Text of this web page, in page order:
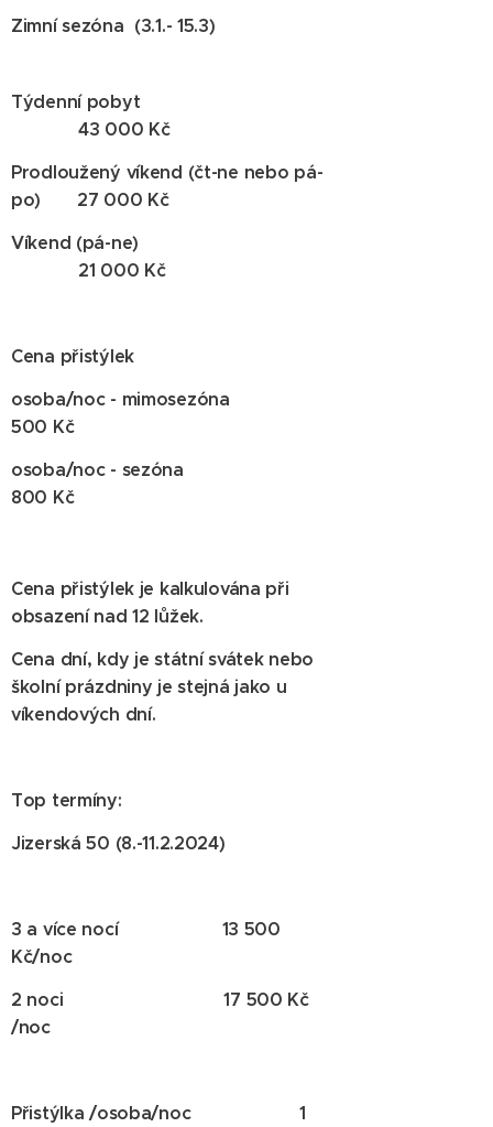
Zimní sezóna (3.1.- 15.3)
Týdenní pobyt
43 000 Kč
Prodloužený víkend (čt-ne nebo pá-
po) 27 000 Kč
Víkend (pá-ne)
21 000 Kč
Cena přistýlek
osoba/noc - mimosezóna
500 Kč
osoba/noc - sezóna
800 Kč
Cena přistýlek je kalkulována při
obsazení nad 12 lůžek.
Cena dní, kdy je státní svátek nebo
školní prázdniny je stejná jako u
víkendových dní.
Top termíny:
Jizerská 50 (8.-11.2.2024)
3 a více nocí 13 500
Kč/noc
2 noci 17 500 Kč
/noc
Přistýlka /osoba/noc 1